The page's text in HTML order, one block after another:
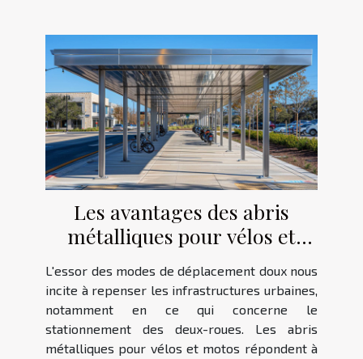
Les avantages des abris
métalliques pour vélos et
motos
L'essor des modes de déplacement doux nous
incite à repenser les infrastructures urbaines,
notamment en ce qui concerne le
stationnement des deux-roues. Les abris
métalliques pour vélos et motos répondent à